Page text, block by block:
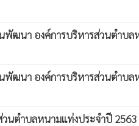
พัฒนา องค์การบริหารส่วนตำบ
พัฒนา องค์การบริหารส่วนตำบ
วนตำบลหนามแท่งประจำปี 2563